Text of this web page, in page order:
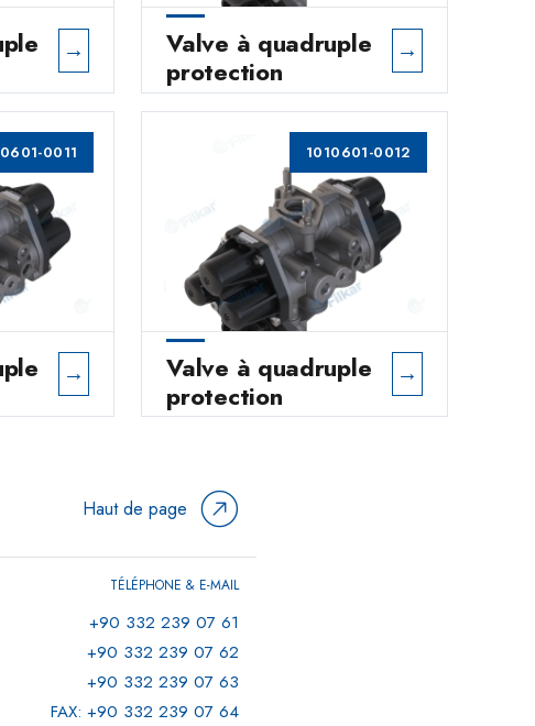
→
Valve à quadruple
protection
→
0011
→
1010601-0012
Valve à quadruple
protection
→
Haut de page
TÉLÉPHONE & E-MAIL
+90 332 239 07 61
+90 332 239 07 62
+90 332 239 07 63
FAX: +90 332 239 07 64